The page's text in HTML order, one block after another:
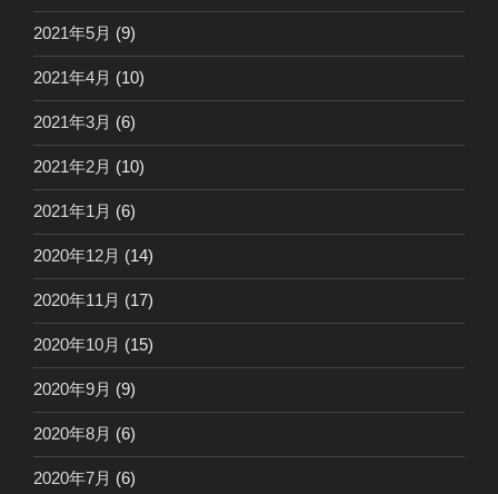
2021年5月 (9)
2021年4月 (10)
2021年3月 (6)
2021年2月 (10)
2021年1月 (6)
2020年12月 (14)
2020年11月 (17)
2020年10月 (15)
2020年9月 (9)
2020年8月 (6)
2020年7月 (6)